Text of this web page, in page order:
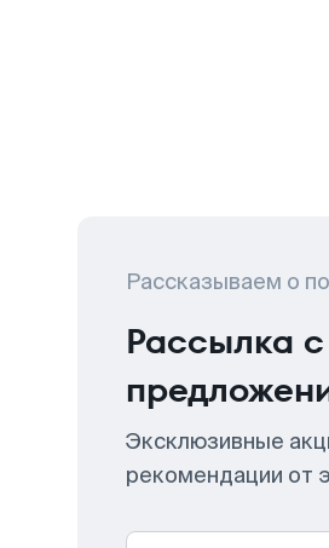
Рассказываем о
Рассылка
Эксклюзивные
рекомендации от